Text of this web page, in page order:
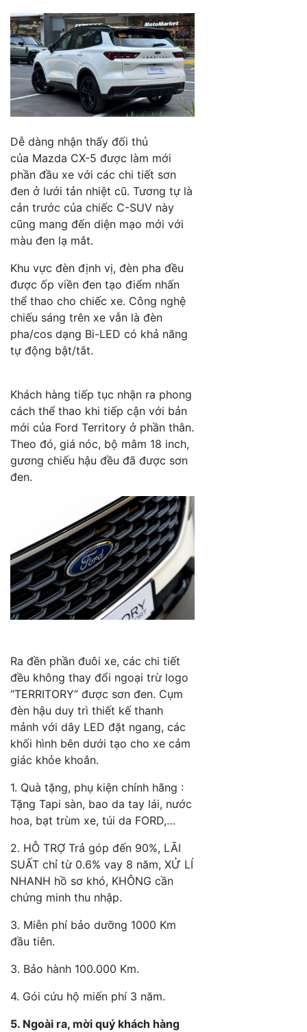
Dễ dàng nhận thấy đối thủ
của Mazda CX-5 được làm mới
phần đầu xe với các chi tiết sơn
đen ở lưới tản nhiệt cũ. Tương tự là
cản trước của chiếc C-SUV này
cũng mang đến diện mạo mới với
màu đen lạ mắt.
Khu vực đèn định vị, đèn pha đều
được ốp viền đen tạo điểm nhấn
thể thao cho chiếc xe. Công nghệ
chiếu sáng trên xe vẫn là đèn
pha/cos dạng Bi-LED có khả năng
tự động bật/tắt.
Khách hàng tiếp tục nhận ra phong
cách thể thao khi tiếp cận với bản
mới của Ford Territory ở phần thân.
Theo đó, giá nóc, bộ mâm 18 inch,
gương chiếu hậu đều đã được sơn
đen.
Ra đền phần đuôi xe, các chi tiết
đều không thay đổi ngoại trừ logo
“TERRITORY” được sơn đen. Cụm
đèn hậu duy trì thiết kế thanh
mảnh với dây LED đặt ngang, các
khối hình bên dưới tạo cho xe cảm
giác khỏe khoắn.
1. Quà tặng, phụ kiện chính hãng :
Tặng Tapi sàn, bao da tay lái, nước
hoa, bạt trùm xe, túi da FORD,…
2. HỖ TRỢ Trả góp đến 90%, LÃI
SUẤT chỉ từ 0.6% vay 8 năm, XỬ LÍ
NHANH hồ sơ khó, KHÔNG cần
chứng minh thu nhập.
3. Miễn phí bảo dưỡng 1000 Km
đầu tiên.
3. Bảo hành 100.000 Km.
4. Gói cứu hộ miến phí 3 năm.
5. Ngoài ra, mời quý khách hàng